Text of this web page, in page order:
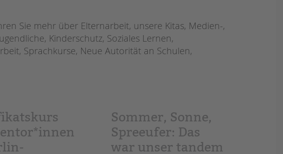
Kinder- und Jugendschutz
Unsere Videos
Gesellschafter VdK
schoolcoach BTL
tandem als Arbeitgeberin
NEWS/BLOG
PRESSE
Magazin
Sie mehr über Elternarbeit, unsere Kitas, Medien-,
Kinderschutz, Soziales Lernen,
Sprachkurse, Neue Autorität an Schulen,
Sommer, Sonne,
Spreeufer: Das
war unser tandem